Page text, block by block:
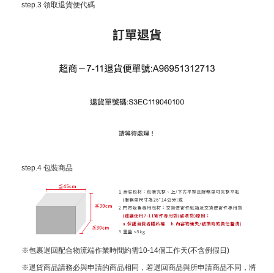
step.3 領取退貨便代碼
step.4 包裝商品
※包裹退回配合物流端作業時間約需10-14個工作天(不含例假日)
※退貨商品請務必與申請的商品相同，若退回商品與所申請商品不同，將